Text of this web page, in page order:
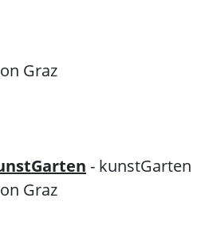
Graz
- kunstGarten
Graz